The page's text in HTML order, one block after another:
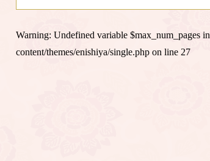
Warning: Undefined variable $max_num_pages in
content/themes/enishiya/single.php on line 27